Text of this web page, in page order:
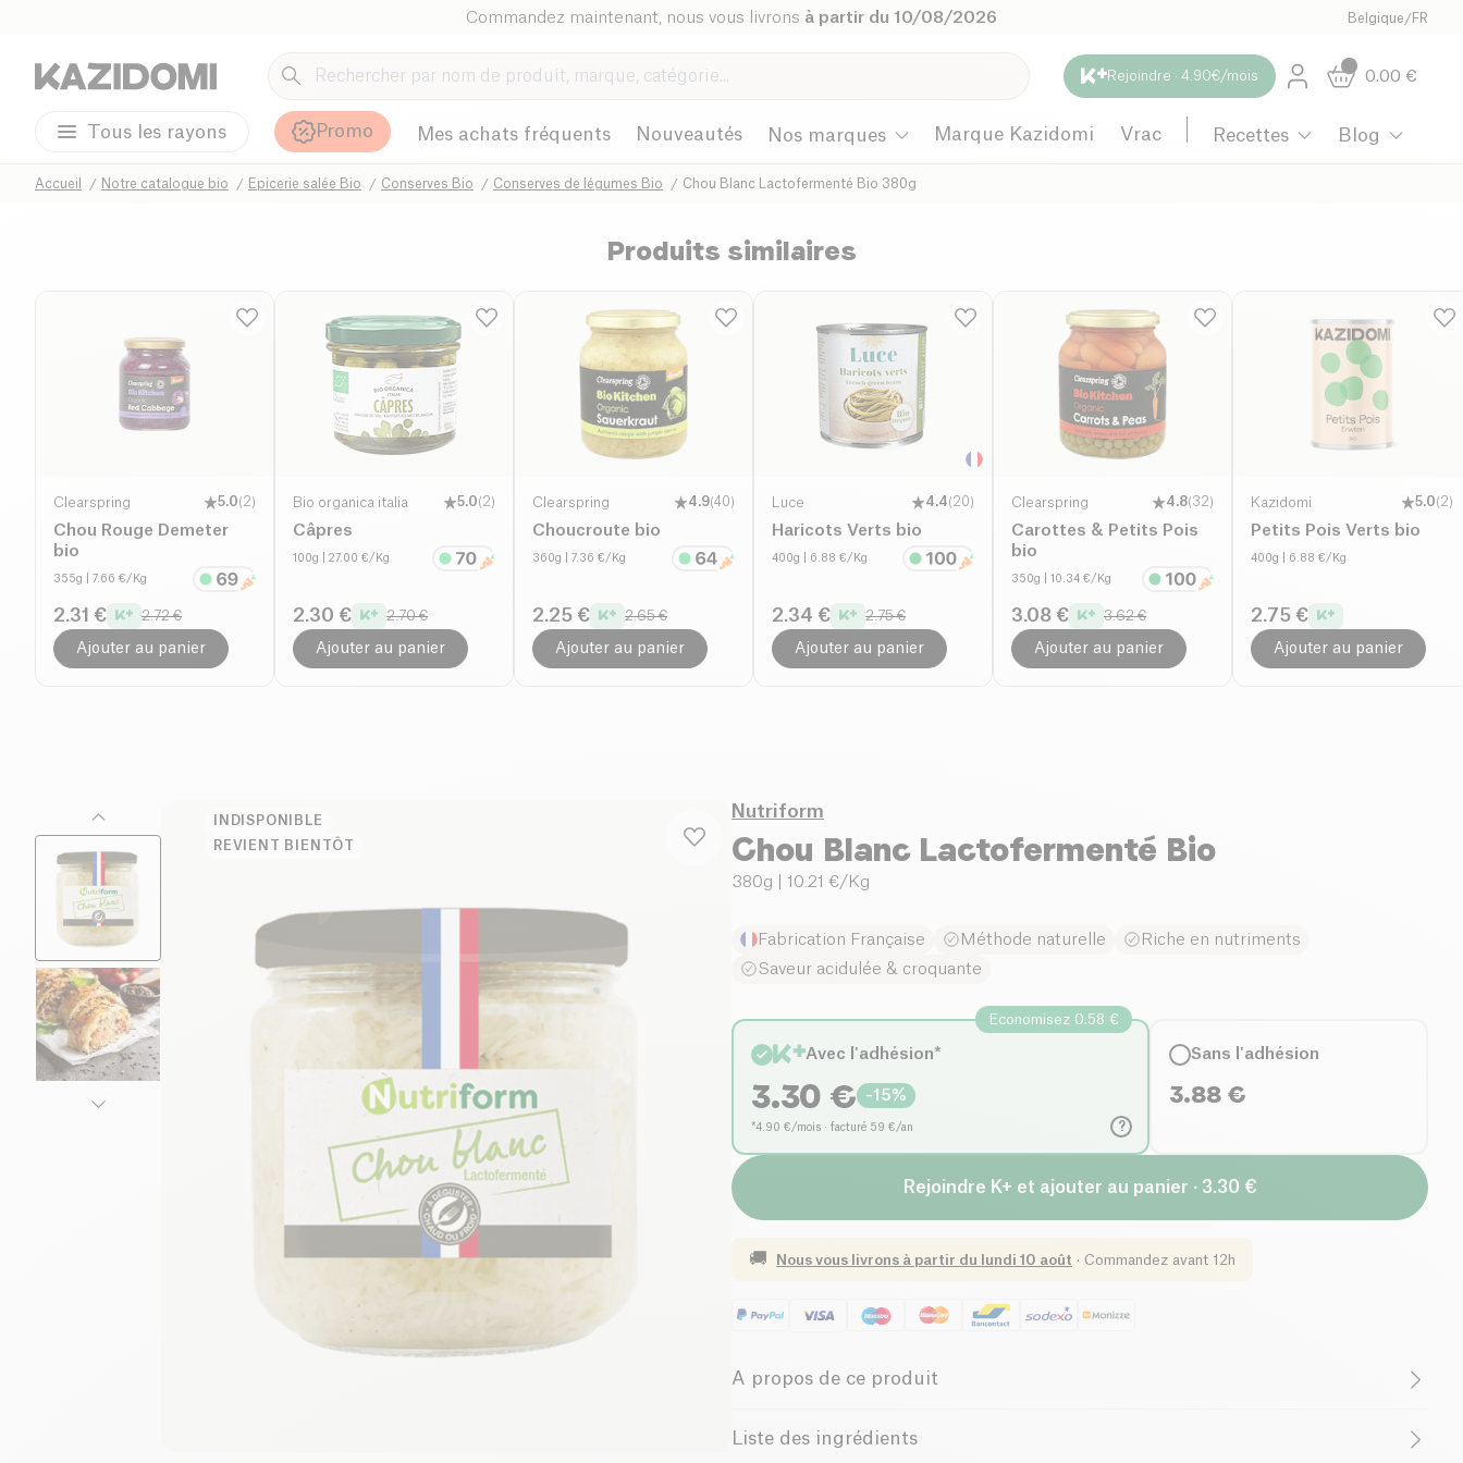
Commandez maintenant, nous vous livrons à partir du 10/08/2026 Belgique /FR
Rejoindre · 4.90€/mois 0.00 €
Tous les rayons Promo Mes achats fréquents Nouveautés Nos marques Marque Kazidomi Vrac Recettes Blog
Accueil Notre catalogue bio Epicerie salée Bio Conserves Bio Conserves de légumes Bio Chou Blanc Lactofermenté Bio 380g
Produits similaires
Clearspring 5.0(2)
Chou Rouge Demeter
bio
355g | 7.66 €/Kg
2.31 € 2.72 €
Ajouter au panier
Bio organica italia 5.0(2)
Câpres
100g | 27.00 €/Kg
2.30 € 2.70 €
Ajouter au panier
Clearspring 4.9(40)
Choucroute bio
360g | 7.36 €/Kg
2.25 € 2.65 €
Ajouter au panier
Luce 4.4(20)
Haricots Verts bio
400g | 6.88 €/Kg
2.34 € 2.75 €
Ajouter au panier
Clearspring 4.8(32)
Carottes & Petits Pois
bio
350g | 10.34 €/Kg
3.08 € 3.62 €
Ajouter au panier
Kazidomi 5.0(2)
Petits Pois Verts bio
400g | 6.88 €/Kg
2.75 €
Ajouter au panier
INDISPONIBLE
REVIENT BIENTÔT
Nutriform
Chou Blanc Lactofermenté Bio
380g | 10.21 €/Kg
Fabrication Française Méthode naturelle
Riche en nutriments
Saveur acidulée & croquante
?
Economisez 0.58 €
Avec l'adhésion*
3.30 € -15%
*4.90 €/mois · facturé 59 €/an
Sans l'adhésion
3.88 €
Rejoindre K+ et ajouter au panier · 3.30 €
🚚 Nous vous livrons à partir du lundi 10 août · Commandez avant 12h
A propos de ce produit
Vegan Biologique
Liste des ingrédients